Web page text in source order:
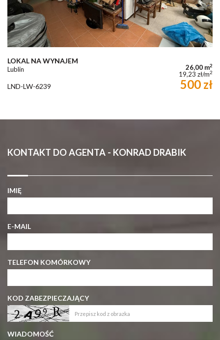
LOKAL NA WYNAJEM
Lublin 26,00 m2
19,23 zł/m2
LND-LW-6239 500 zł
KONTAKT DO AGENTA - KONRAD DRABIK
IMIĘ
E-MAIL
TELEFON KOMÓRKOWY
KOD ZABEZPIECZAJĄCY
WIADOMOŚĆ